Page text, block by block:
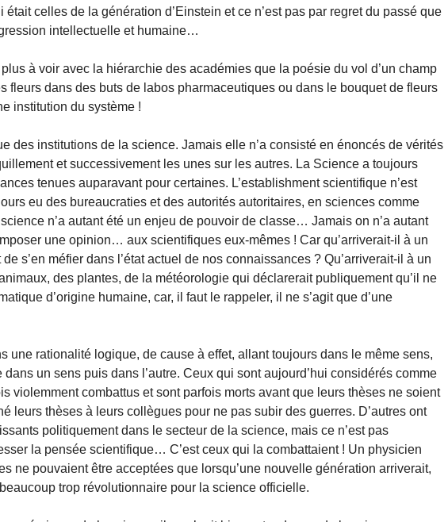
celles de la génération d’Einstein et ce n’est pas par regret du passé que
intellectuelle et humaine…
à voir avec la hiérarchie des académies que la poésie du vol d’un champ
fleurs dans des buts de labos pharmaceutiques ou dans le bouquet de fleurs
institution du système !
des institutions de la science. Jamais elle n’a consisté en énoncés de vérités
et successivement les unes sur les autres. La Science a toujours
tenues auparavant pour certaines. L’establishment scientifique n’est
eu des bureaucraties et des autorités autoritaires, en sciences comme
n’a autant été un enjeu de pouvoir de classe… Jamais on n’a autant
une opinion… aux scientifiques eux-mêmes ! Car qu’arriverait-il à un
s’en méfier dans l’état actuel de nos connaissances ? Qu’arriverait-il à un
des plantes, de la météorologie qui déclarerait publiquement qu’il ne
d’origine humaine, car, il faut le rappeler, il ne s’agit que d’une
une rationalité logique, de cause à effet, allant toujours dans le même sens,
un sens puis dans l’autre. Ceux qui sont aujourd’hui considérés comme
violemment combattus et sont parfois morts avant que leurs thèses ne soient
leurs thèses à leurs collègues pour ne pas subir des guerres. D’autres ont
politiquement dans le secteur de la science, mais ce n’est pas
la pensée scientifique… C’est ceux qui la combattaient ! Un physicien
ne pouvaient être acceptées que lorsqu’une nouvelle génération arriverait,
trop révolutionnaire pour la science officielle.